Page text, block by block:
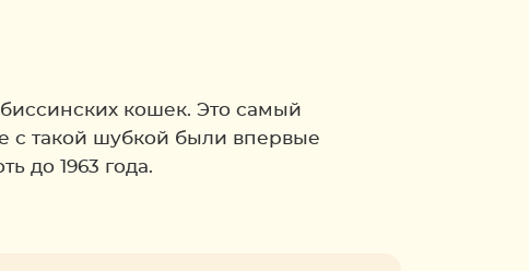
кошек. Это самый
с такой шубкой были впервые
до 1963 года.